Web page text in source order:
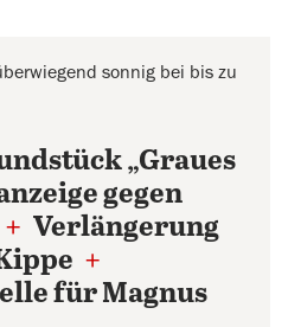
sonnig bei bis zu
„Graues
gegen
+ Verlängerung
+
für Magnus